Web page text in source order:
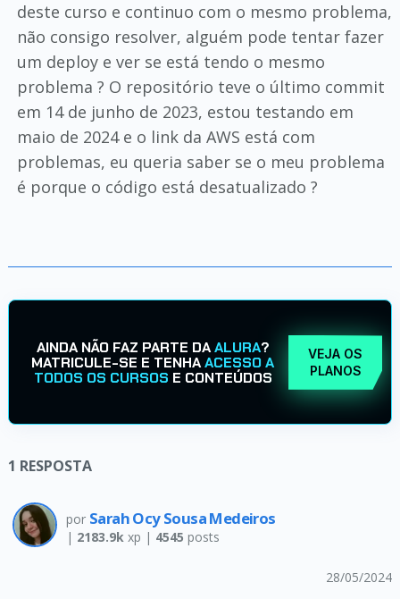
deste curso e continuo com o mesmo problema,
não consigo resolver, alguém pode tentar fazer
um deploy e ver se está tendo o mesmo
problema ? O repositório teve o último commit
em 14 de junho de 2023, estou testando em
maio de 2024 e o link da AWS está com
problemas, eu queria saber se o meu problema
é porque o código está desatualizado ?
AINDA NÃO FAZ PARTE DAALURA?
MATRICULE-SE E TENHAACESSO A
TODOS OS CURSOS E CONTEÚDOS
VEJA OS
PLANOS
1 RESPOSTA
por Sarah Ocy Sousa Medeiros
| 2183.9kxp | 4545 posts
28/05/2024